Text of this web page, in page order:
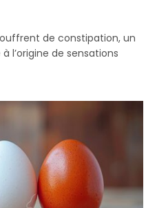
de constipation, un
l’origine de sensations